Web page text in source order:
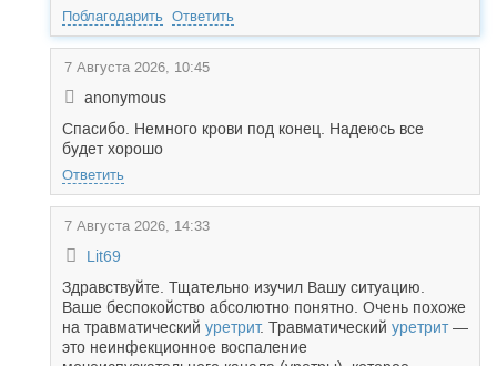
Поблагодарить Ответить
7 Августа 2026, 10:45
anonymous
Спасибо. Немного крови под конец. Надеюсь все
будет хорошо
Ответить
7 Августа 2026, 14:33
Lit69
Здравствуйте. Тщательно изучил Вашу ситуацию.
Ваше беспокойство абсолютно понятно. Очень похоже
на травматический уретрит. Травматический уретрит—
это неинфекционное воспаление